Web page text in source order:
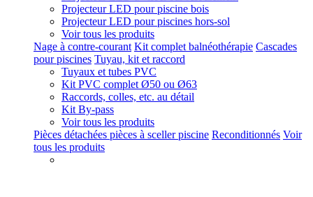
Projecteur LED pour piscine bois
Projecteur LED pour piscines hors-sol
Voir tous les produits
Nage à contre-courant Kit complet balnéothérapie Cascades
pour piscines Tuyau, kit et raccord
Tuyaux et tubes PVC
Kit PVC complet Ø50 ou Ø63
Raccords, colles, etc. au détail
Kit By-pass
Voir tous les produits
Pièces détachées pièces à sceller piscine Reconditionnés Voir
tous les produits